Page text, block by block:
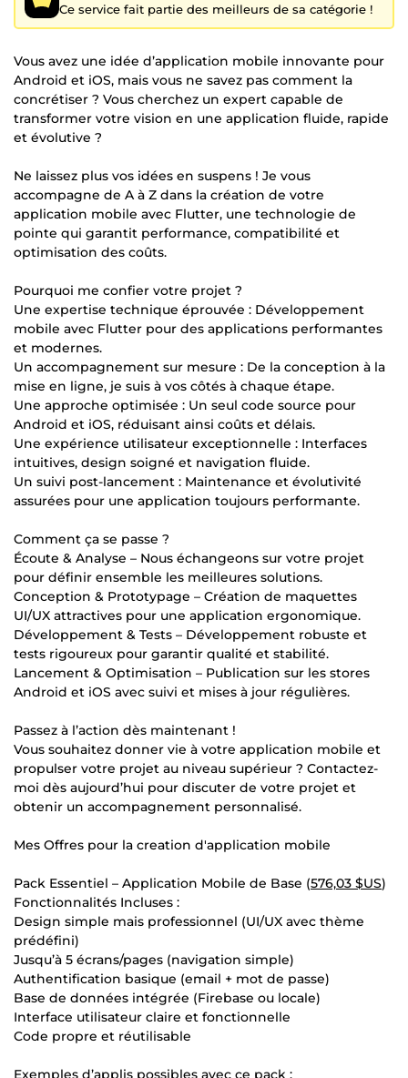
Ce service fait partie des meilleurs de sa catégorie !
Vous avez une idée d’application mobile innovante pour
Android et iOS, mais vous ne savez pas comment la
concrétiser ? Vous cherchez un expert capable de
transformer votre vision en une application fluide, rapide
et évolutive ?
Ne laissez plus vos idées en suspens ! Je vous
accompagne de A à Z dans la création de votre
application mobile avec Flutter, une technologie de
pointe qui garantit performance, compatibilité et
optimisation des coûts.
Pourquoi me confier votre projet ?
Une expertise technique éprouvée : Développement
mobile avec Flutter pour des applications performantes
et modernes.
Un accompagnement sur mesure : De la conception à la
mise en ligne, je suis à vos côtés à chaque étape.
Une approche optimisée : Un seul code source pour
Android et iOS, réduisant ainsi coûts et délais.
Une expérience utilisateur exceptionnelle : Interfaces
intuitives, design soigné et navigation fluide.
Un suivi post-lancement : Maintenance et évolutivité
assurées pour une application toujours performante.
Comment ça se passe ?
Écoute & Analyse – Nous échangeons sur votre projet
pour définir ensemble les meilleures solutions.
Conception & Prototypage – Création de maquettes
UI/UX attractives pour une application ergonomique.
Développement & Tests – Développement robuste et
tests rigoureux pour garantir qualité et stabilité.
Lancement & Optimisation – Publication sur les stores
Android et iOS avec suivi et mises à jour régulières.
Passez à l’action dès maintenant !
Vous souhaitez donner vie à votre application mobile et
propulser votre projet au niveau supérieur ? Contactez-
moi dès aujourd’hui pour discuter de votre projet et
obtenir un accompagnement personnalisé.
Mes Offres pour la creation d'application mobile
Pack Essentiel – Application Mobile de Base (576,03 $US)
Fonctionnalités Incluses :
Design simple mais professionnel (UI/UX avec thème
prédéfini)
Jusqu’à 5 écrans/pages (navigation simple)
Authentification basique (email + mot de passe)
Base de données intégrée (Firebase ou locale)
Interface utilisateur claire et fonctionnelle
Code propre et réutilisable
Exemples d’applis possibles avec ce pack :